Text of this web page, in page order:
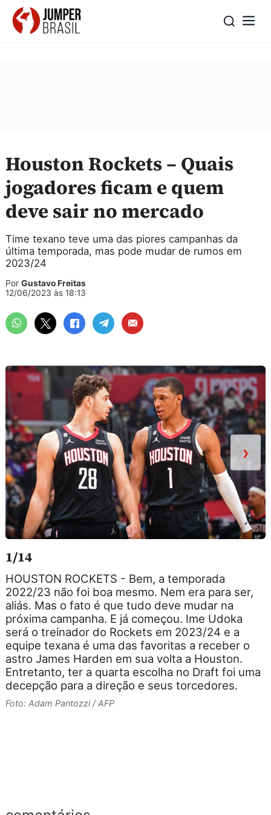
Houston Rockets – Quais
jogadores ficam e quem
deve sair no mercado
Time texano teve uma das piores campanhas da
última temporada, mas pode mudar de rumos em
2023/24
Por Gustavo Freitas
12/06/2023 às 18:13
1/14
HOUSTON ROCKETS - Bem, a temporada
2022/23 não foi boa mesmo. Nem era para ser,
aliás. Mas o fato é que tudo deve mudar na
próxima campanha. E já começou. Ime Udoka
será o treinador do Rockets em 2023/24 e a
equipe texana é uma das favoritas a receber o
astro James Harden em sua volta a Houston.
Entretanto, ter a quarta escolha no Draft foi uma
decepção para a direção e seus torcedores.
Foto: Adam Pantozzi / AFP
›